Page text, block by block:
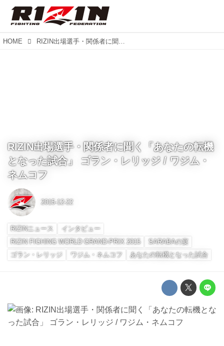
HOME RIZIN出場選手・関係者に聞く「あなたの転機となった試合」 ゴラン・レリッジ / ワジム・ネムコフ
RIZIN出場選手・関係者に聞く「あなたの転機
となった試合」 ゴラン・レリッジ / ワジム・
ネムコフ
2015-12-22
RIZINニュース
インタビュー
RIZIN FIGHING WORLD GRAND-PRIX 2015
SARABAの宴
ゴラン・レリッジ
ワジム・ネムコフ あなたの転機となった試合